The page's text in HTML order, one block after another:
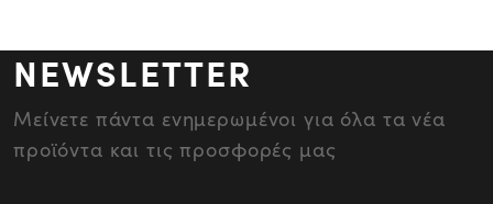
NEWSLETTER
Μείνετε πάντα ενημερωμένοι για όλα τα νέα
προϊόντα και τις προσφορές μας